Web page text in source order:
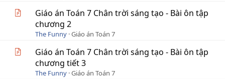
Giáo án Toán 7 Chân trời sáng tạo - Bài ôn tập
chương 2
The Funny Giáo án Toán 7
Giáo án Toán 7 Chân trời sáng tạo - Bài ôn tập
chương tiết 3
The Funny Giáo án Toán 7